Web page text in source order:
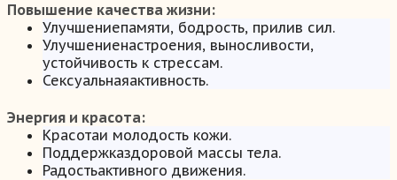
Повышение качества жизни:
Улучшениепамяти, бодрость, прилив сил.
Улучшениенастроения, выносливости,
устойчивость к стрессам.
Сексуальнаяактивность.
Энергия и красота:
Красотаи молодость кожи.
Поддержказдоровой массы тела.
Радостьактивного движения.